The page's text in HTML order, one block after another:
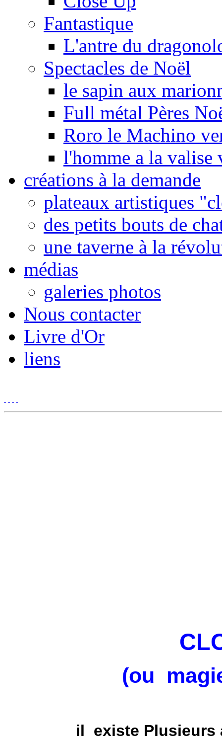
Fantastique
L'antre du
Spectacles de Noël
le sapin aux
Full métal Pères
Roro le Machino
l'homme a la valise
créations à la demande
plateaux artistiques
des petits bouts de
une taverne à la
médias
galeries photos
Nous contacter
Livre d'Or
liens
(ou
il existe Plusieurs